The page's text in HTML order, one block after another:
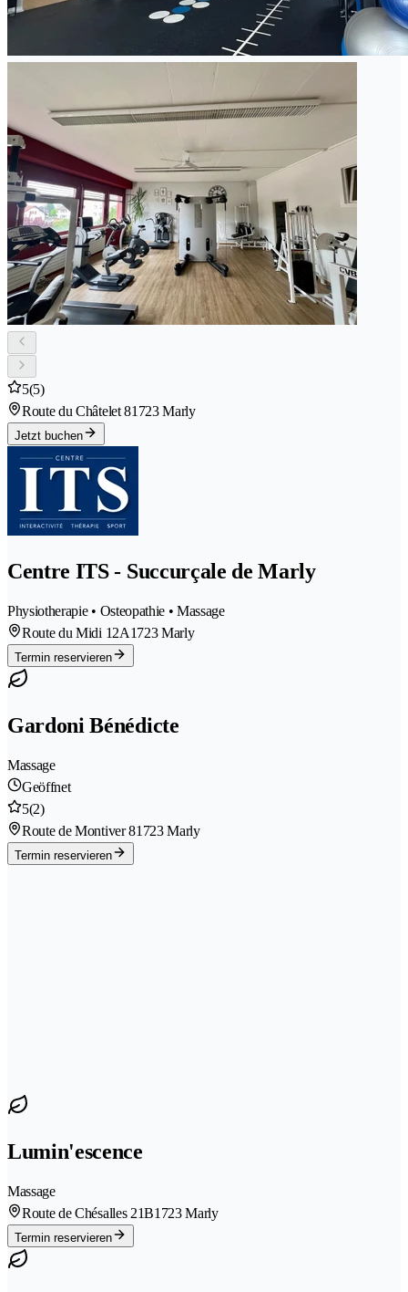
5(5)
Route du Châtelet 81723 Marly
Jetzt buchen
Centre ITS - Succurçale de Marly
Physiotherapie • Osteopathie • Massage
Route du Midi 12A1723 Marly
Termin reservieren
Gardoni Bénédicte
Massage
Geöffnet
5(2)
Route de Montiver 81723 Marly
Termin reservieren
Lumin'escence
Massage
Route de Chésalles 21B1723 Marly
Termin reservieren